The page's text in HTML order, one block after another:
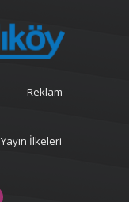
Reklam
Yayın İlkeleri